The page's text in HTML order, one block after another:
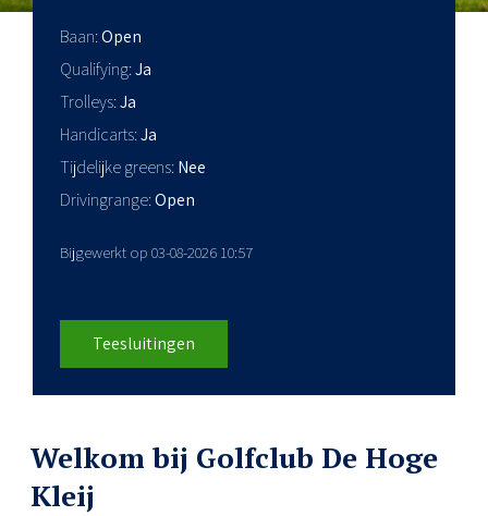
Baan Open
Qualifying Ja
Trolleys Ja
Handicarts Ja
Tijdelijke greens Nee
Drivingrange Open
Bijgewerkt op 03-08-2026 10:57
Teesluitingen
Welkom bij Golfclub De Hoge
Kleij